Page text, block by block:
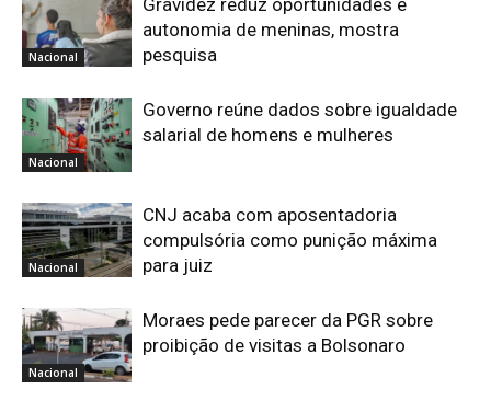
Nacional
autonomia de meninas, mostra
pesquisa
Nacional
Governo reúne dados sobre igualdade
salarial de homens e mulheres
Nacional
CNJ acaba com aposentadoria
compulsória como punição máxima
para juiz
Nacional
Moraes pede parecer da PGR sobre
proibição de visitas a Bolsonaro